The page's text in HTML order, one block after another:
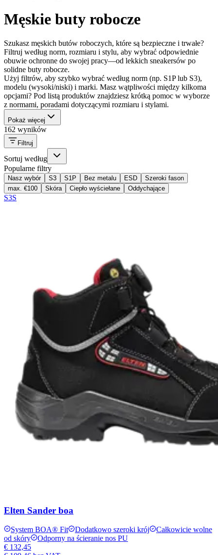
Męskie buty robocze
Szukasz męskich butów roboczych, które są bezpieczne i trwałe?
Filtruj według norm, rozmiaru i stylu, aby wybrać odpowiednie
obuwie ochronne do swojej pracy—od lekkich sneakersów po
solidne buty robocze.
Użyj filtrów, aby szybko wybrać według norm (np. S1P lub S3),
modelu (wysoki/niski) i marki. Masz wątpliwości między kilkoma
opcjami? Pod listą produktów znajdziesz krótką pomoc w wyborze
z normami, poradami dotyczącymi rozmiaru i stylami.
Pokaż więcej
162 wyników
Filtruj
Sortuj według
Popularne filtry
Nasz wybór S3 S1P Bez metalu ESD
Szeroki fason
max. €100
Skóra Ciepło wyściełane Oddychające
S3S
Elten Sander boa
System BOA® Fit Dodatkowo szeroki krój
Całkowicie wolne
od skóry
Odporny na ścieranie nos PU
€ 132,45